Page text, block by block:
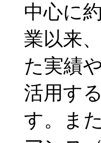
中心に
業以来
た実績
活用す
す。ま